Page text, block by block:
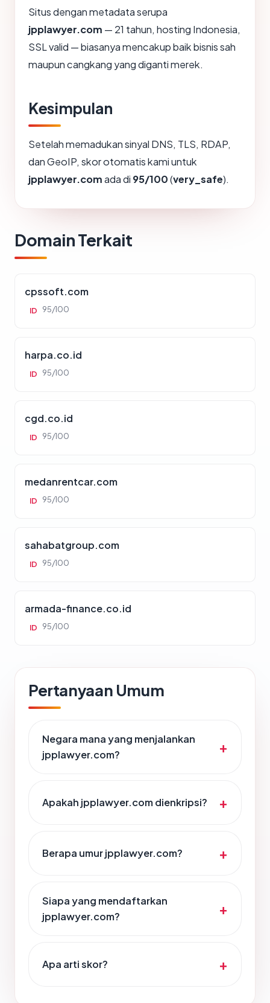
Situs dengan metadata serupa
jpplawyer.com — 21 tahun, hosting Indonesia,
SSL valid — biasanya mencakup baik bisnis sah
maupun cangkang yang diganti merek.
Kesimpulan
Setelah memadukan sinyal DNS, TLS, RDAP,
dan GeoIP, skor otomatis kami untuk
jpplawyer.comada di 95/100(very_safe).
Domain Terkait
cpssoft.com
ID 95/100
harpa.co.id
ID 95/100
cgd.co.id
ID 95/100
medanrentcar.com
ID 95/100
sahabatgroup.com
ID 95/100
armada-finance.co.id
ID 95/100
Pertanyaan Umum
Negara mana yang menjalankan
jpplawyer.com?
Apakah jpplawyer.com dienkripsi?
Berapa umur jpplawyer.com?
Siapa yang mendaftarkan
jpplawyer.com?
Apa arti skor?